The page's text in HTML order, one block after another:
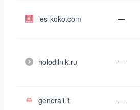
les-koko.com —
holodilnik.ru —
generali.it —